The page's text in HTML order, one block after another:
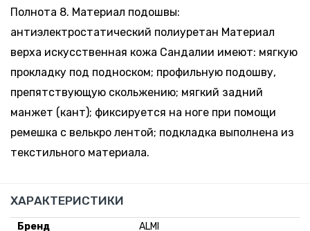
Полнота 8. Материал подошвы:
антиэлектростатический полиуретан Материал
верха искусственная кожа Сандалии имеют: мягкую
прокладку под подноском; профильную подошву,
препятствующую скольжению; мягкий задний
манжет (кант); фиксируется на ноге при помощи
ремешка с велькро лентой; подкладка выполнена из
текстильного материала.
ХАРАКТЕРИСТИКИ
Бренд ALMI